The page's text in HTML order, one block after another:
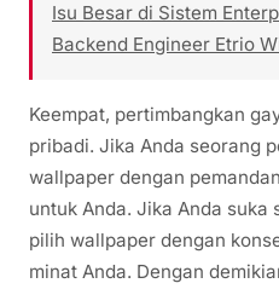
Isu Besar di Sistem
Backend Engineer Etrio
Keempat, pertimbangkan
pribadi. Jika Anda seorang
wallpaper dengan
untuk Anda. Jika Anda suka
pilih wallpaper dengan
minat Anda. Dengan